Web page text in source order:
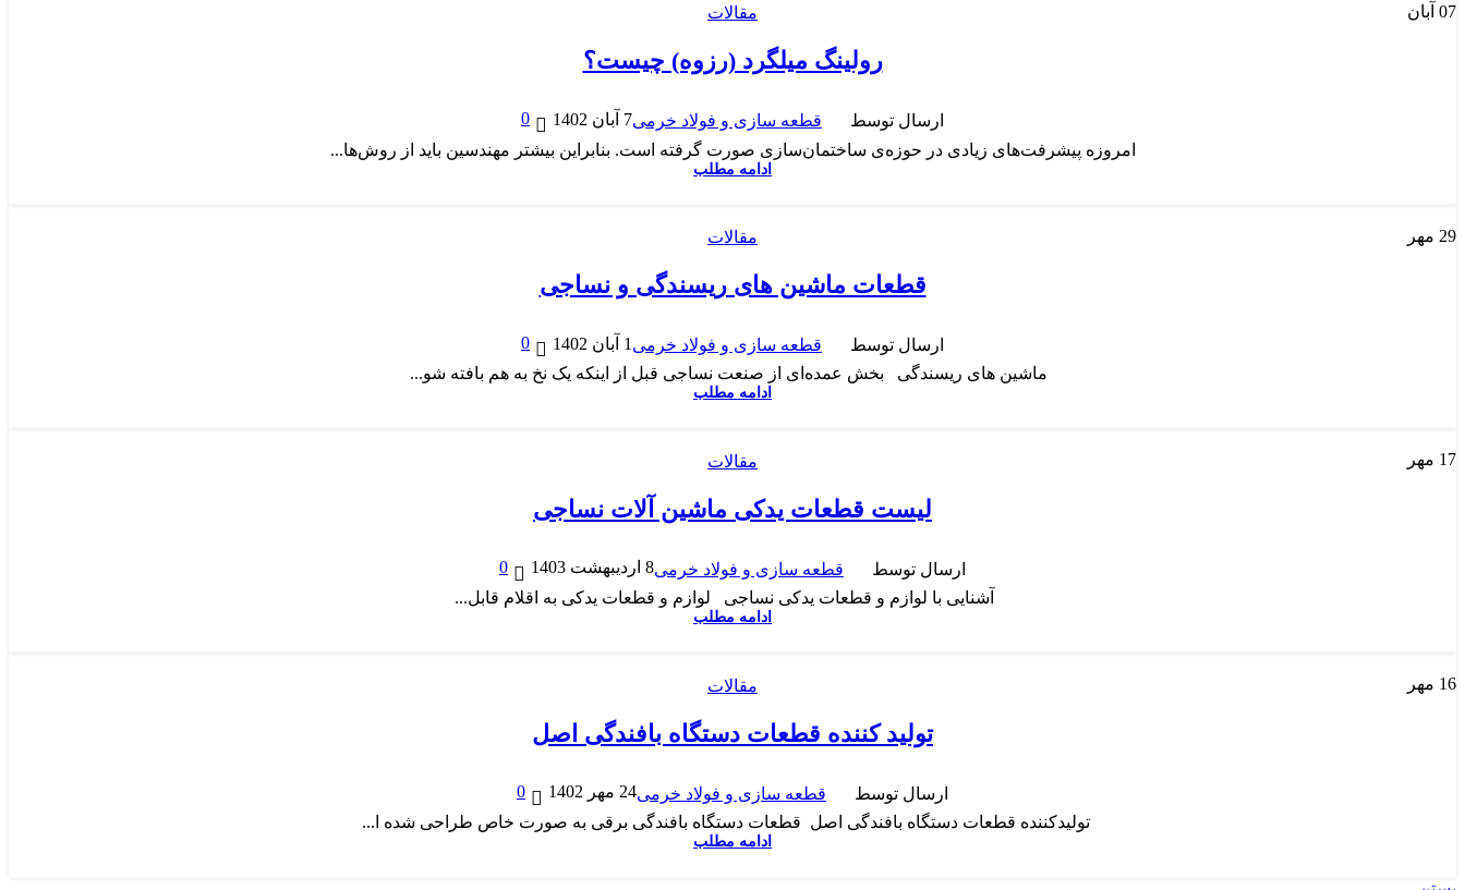
07 آبان مقالات
رولینگ میلگرد (رزوه) چیست؟
ارسال توسط قطعه سازی و فولاد خرمی7 آبان 1402
0
امروزه پیشرفت‌های زیادی در حوزه‌ی ساختمان‌سازی صورت گرفته است. بنابراین بیشتر مهندسین باید از روش‌ها...
ادامه مطلب
29 مهر مقالات
قطعات ماشین های ریسندگی و نساجی
ارسال توسط قطعه سازی و فولاد خرمی 1 آبان 1402
0
ماشین های ریسندگی بخش عمده‌ای از صنعت نساجی قبل از اینکه یک نخ به هم بافته شو...
ادامه مطلب
17 مهر مقالات
لیست قطعات یدکی ماشین آلات نساجی
ارسال توسط قطعه سازی و فولاد خرمی8 اردیبهشت 1403
0
آشنایی با لوازم و قطعات یدکی نساجی لوازم و قطعات یدکی به اقلام قابل...
ادامه مطلب
16 مهر مقالات
تولید کننده قطعات دستگاه بافندگی اصل
ارسال توسط قطعه سازی و فولاد خرمی24 مهر 1402
0
تولیدکننده قطعات دستگاه بافندگی اصل قطعات دستگاه بافندگی برقی به صورت خاص طراحی شده ا...
ادامه مطلب